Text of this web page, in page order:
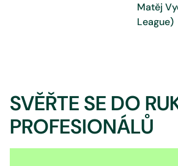
Matěj
League)
SVĚŘTE SE DO
PROFESIONÁLŮ